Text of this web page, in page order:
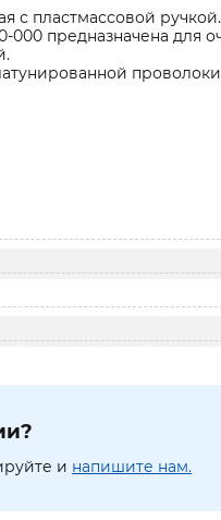
с пластмассовой ручкой.
предназначена для
и напишите нам.